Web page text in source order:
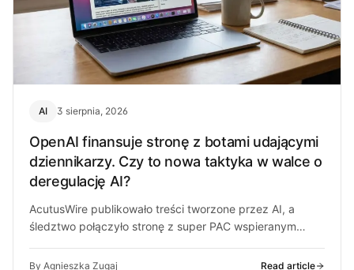
AI 3 sierpnia, 2026
OpenAI finansuje stronę z botami udającymi
dziennikarzy. Czy to nowa taktyka w walce o
deregulację AI?
AcutusWire publikowało treści tworzone przez AI, a
śledztwo połączyło stronę z super PAC wspieranym
By Agnieszka Zugaj Read article